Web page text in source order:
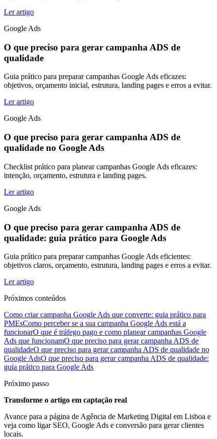
Ler artigo
Google Ads
O que preciso para gerar campanha ADS de
qualidade
Guia prático para preparar campanhas Google Ads eficazes:
objetivos, orçamento inicial, estrutura, landing pages e erros a evitar.
Ler artigo
Google Ads
O que preciso para gerar campanha ADS de
qualidade no Google Ads
Checklist prático para planear campanhas Google Ads eficazes:
intenção, orçamento, estrutura e landing pages.
Ler artigo
Google Ads
O que preciso para gerar campanha ADS de
qualidade: guia prático para Google Ads
Guia prático para preparar campanhas Google Ads eficientes:
objetivos claros, orçamento, estrutura, landing pages e erros a evitar.
Ler artigo
Próximos conteúdos
Como criar campanha Google Ads que converte: guia prático para
PMEsComo perceber se a sua campanha Google Ads está a
funcionarO que é tráfego pago e como planear campanhas Google
Ads que funcionamO que preciso para gerar campanha ADS de
qualidadeO que preciso para gerar campanha ADS de qualidade no
Google AdsO que preciso para gerar campanha ADS de qualidade:
guia prático para Google Ads
Próximo passo
Transforme o artigo em captação real
Avance para a página de Agência de Marketing Digital em Lisboa e
veja como ligar SEO, Google Ads e conversão para gerar clientes
locais.